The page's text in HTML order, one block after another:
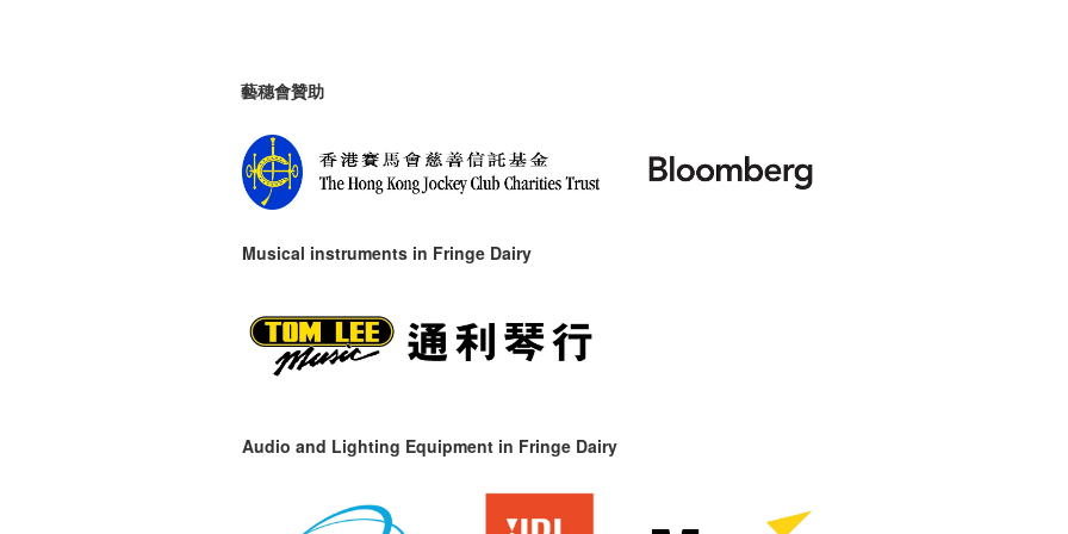
藝穗會贊助
Musical instruments in Fringe Dairy
Audio and Lighting Equipment in Fringe Dairy